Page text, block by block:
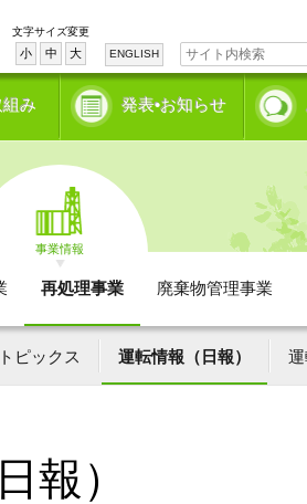
文字サイズ変更
小 中 大 ENGLISH
み 発表•お知らせ
事業情報
再処理事業 廃棄物管理事業
ピックス 運転情報（日報）
報）